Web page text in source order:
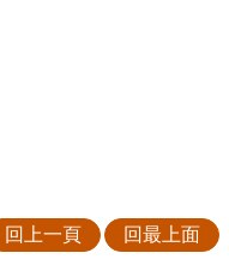
回上一頁 回最上面